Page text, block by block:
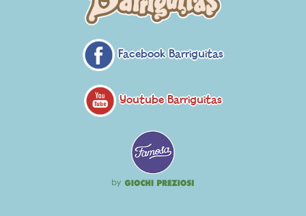
Facebook Barriguitas
Youtube Barriguitas